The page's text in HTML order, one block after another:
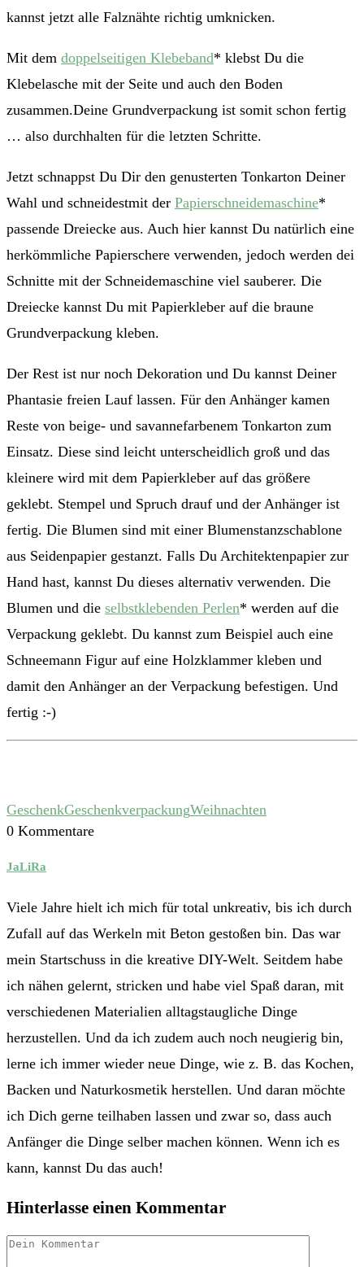
kannst jetzt alle Falznähte richtig umknicken.
Mit dem doppelseitigen Klebeband* klebst Du die
Klebelasche mit der Seite und auch den Boden
zusammen.Deine Grundverpackung ist somit schon fertig
… also durchhalten für die letzten Schritte.
Jetzt schnappst Du Dir den genusterten Tonkarton Deiner
Wahl und schneidestmit der Papierschneidemaschine*
passende Dreiecke aus. Auch hier kannst Du natürlich eine
herkömmliche Papierschere verwenden, jedoch werden dei
Schnitte mit der Schneidemaschine viel sauberer. Die
Dreiecke kannst Du mit Papierkleber auf die braune
Grundverpackung kleben.
Der Rest ist nur noch Dekoration und Du kannst Deiner
Phantasie freien Lauf lassen. Für den Anhänger kamen
Reste von beige- und savannefarbenem Tonkarton zum
Einsatz. Diese sind leicht unterscheidlich groß und das
kleinere wird mit dem Papierkleber auf das größere
geklebt. Stempel und Spruch drauf und der Anhänger ist
fertig. Die Blumen sind mit einer Blumenstanzschablone
aus Seidenpapier gestanzt. Falls Du Architektenpapier zur
Hand hast, kannst Du dieses alternativ verwenden. Die
Blumen und die selbstklebenden Perlen* werden auf die
Verpackung geklebt. Du kannst zum Beispiel auch eine
Schneemann Figur auf eine Holzklammer kleben und
damit den Anhänger an der Verpackung befestigen. Und
fertig :-)
GeschenkGeschenkverpackungWeihnachten
0 Kommentare
JaLiRa
Viele Jahre hielt ich mich für total unkreativ, bis ich durch
Zufall auf das Werkeln mit Beton gestoßen bin. Das war
mein Startschuss in die kreative DIY-Welt. Seitdem habe
ich nähen gelernt, stricken und habe viel Spaß daran, mit
verschiedenen Materialien alltagstaugliche Dinge
herzustellen. Und da ich zudem auch noch neugierig bin,
lerne ich immer wieder neue Dinge, wie z. B. das Kochen,
Backen und Naturkosmetik herstellen. Und daran möchte
ich Dich gerne teilhaben lassen und zwar so, dass auch
Anfänger die Dinge selber machen können. Wenn ich es
kann, kannst Du das auch!
Hinterlasse einen Kommentar